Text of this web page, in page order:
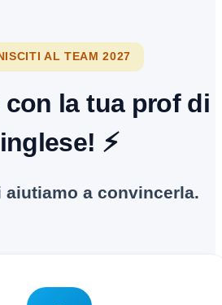
AL TEAM 2027
con la tua prof di
inglese! ⚡
aiutiamo a convincerla.